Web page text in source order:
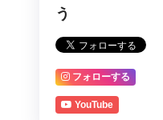
う
フォローする
YouTube